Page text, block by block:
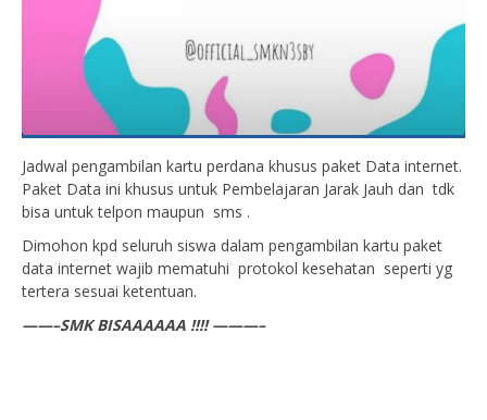
Jadwal pengambilan kartu perdana khusus paket Data internet.
Paket Data ini khusus untuk Pembelajaran Jarak Jauh dan tdk
bisa untuk telpon maupun sms .
Dimohon kpd seluruh siswa dalam pengambilan kartu paket
data internet wajib mematuhi protokol kesehatan seperti yg
tertera sesuai ketentuan.
——–SMK BISAAAAAA !!!! ———–